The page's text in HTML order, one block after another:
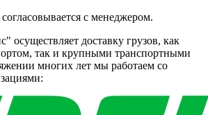
с менеджером.
доставку грузов, как
так и крупными транспортными
многих лет мы работаем со